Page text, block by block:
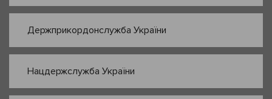
Держприкордонслужба України
Нацдержслужба України